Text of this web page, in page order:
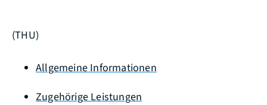
(THU)
Allgemeine Informationen
Zugehörige Leistungen